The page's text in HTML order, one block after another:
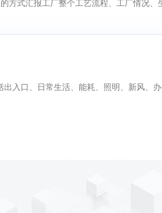
方式汇报工厂整个工艺流程、工厂情况
入口、日常生活、能耗、照明、新风、